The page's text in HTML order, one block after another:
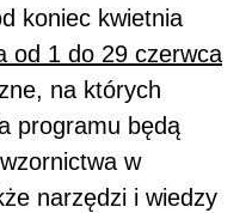
koniec kwietnia
od 1 do 29 czerwca
na których
programu będą
w
narzędzi i wiedzy